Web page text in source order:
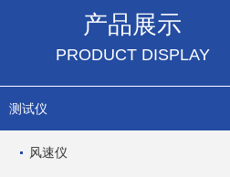
产品展示
PRODUCT DISPLAY
测试仪
风速仪